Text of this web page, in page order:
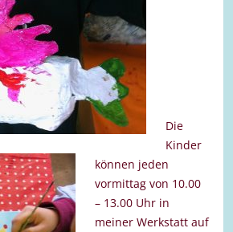
Die
Kinder
können jeden
vormittag von 10.00
– 13.00 Uhr in
meiner Werkstatt auf